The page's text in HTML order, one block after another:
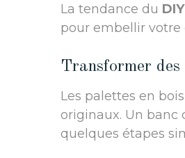
La tendance du DIY
pour embellir
Transformer des
Les palettes en
originaux. Un banc
quelques étapes